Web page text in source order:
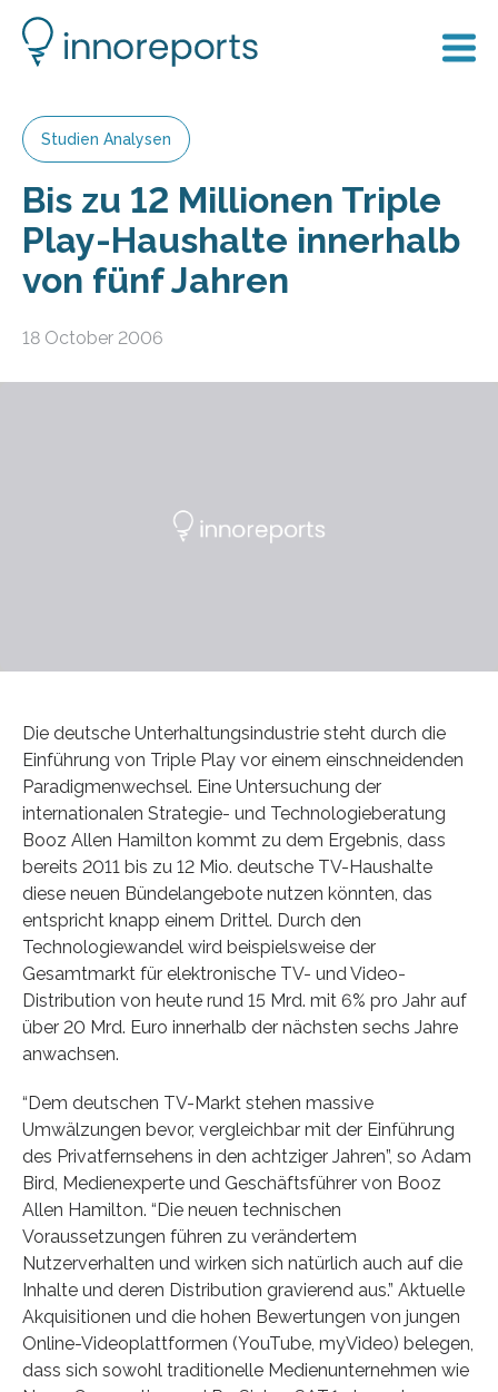
Studien Analysen
Bis zu 12 Millionen Triple
Play-Haushalte innerhalb
von fünf Jahren
18 October 2006
Die deutsche Unterhaltungsindustrie steht durch die
Einführung von Triple Play vor einem einschneidenden
Paradigmenwechsel. Eine Untersuchung der
internationalen Strategie- und Technologieberatung
Booz Allen Hamilton kommt zu dem Ergebnis, dass
bereits 2011 bis zu 12 Mio. deutsche TV-Haushalte
diese neuen Bündelangebote nutzen könnten, das
entspricht knapp einem Drittel. Durch den
Technologiewandel wird beispielsweise der
Gesamtmarkt für elektronische TV- und Video-
Distribution von heute rund 15 Mrd. mit 6% pro Jahr auf
über 20 Mrd. Euro innerhalb der nächsten sechs Jahre
anwachsen.
“Dem deutschen TV-Markt stehen massive
Umwälzungen bevor, vergleichbar mit der Einführung
des Privatfernsehens in den achtziger Jahren”, so Adam
Bird, Medienexperte und Geschäftsführer von Booz
Allen Hamilton. “Die neuen technischen
Voraussetzungen führen zu verändertem
Nutzerverhalten und wirken sich natürlich auch auf die
Inhalte und deren Distribution gravierend aus.” Aktuelle
Akquisitionen und die hohen Bewertungen von jungen
Online-Videoplattformen (YouTube, myVideo) belegen,
dass sich sowohl traditionelle Medienunternehmen wie